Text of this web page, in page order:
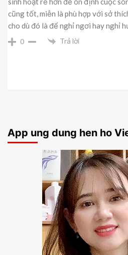
cũng tốt, miễn là phù hợp với sở
cho dù đó là để nghỉ ngơi hay nghỉ
0 Trả lời
App ung dung hen ho